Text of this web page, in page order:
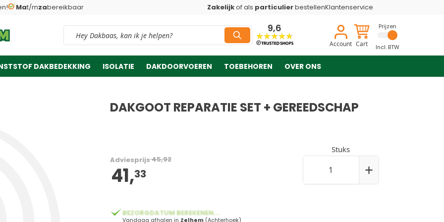
Mat/mzabereikbaar Zakelijkof als particulierbestellenKlantenservice
Vind snel jouw product 9,6
Account Cart
Prijzen
Incl. BTW
DAKBEDEKKING ISOLATIE DAKDOORVOEREN TOEBEHOREN OVER ONS
DAKGOOT REPARATIE SET + GEREEDSCHAP
Adviesprijs45,92
41,33
Stuks
+
BEZORGDATUM BEREKENEN...
Vandaag afhalen in Zelhem (Achterhoek)